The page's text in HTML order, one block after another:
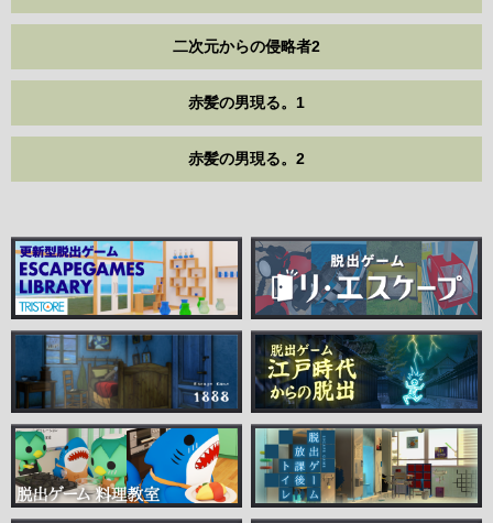
二次元からの侵略者2
赤髪の男現る。1
赤髪の男現る。2